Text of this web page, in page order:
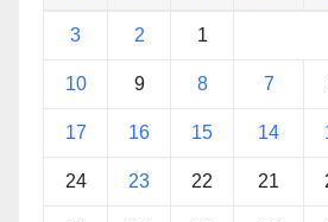
1
2
3
7
8
9
10
14
15
16
17
21
22
23
24